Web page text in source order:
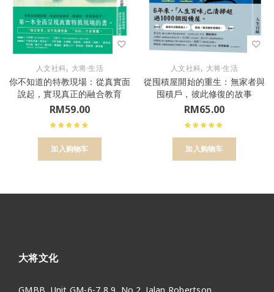
人文社科, 大将·生活
你不知道的特教現場：從真實面
說起，實現真正的融合教育
RM59.00
加入购物车
人文社科, 大将·生活
從囤積屋開始的重生：無家者與
囤積戶，彼此修復的故事
RM65.00
加入购物车
大将文化
GMBB, Unit GM-6-7,8,9, No.2, Jalan Robertson